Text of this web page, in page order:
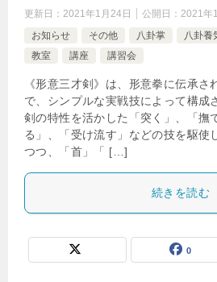
更新日： 2021年1月24日 公開日： 2021年
お知らせ
その他 八卦掌 八卦養
教室
講座 講習会
《形意三才剣》は、形意拳に伝承さ
で、シンプルな実戦技によって構成
剣の特性を活かした「突く」、「撫
る」、「受け流す」などの技を駆使
つつ、「首」「 […]
続きを読む
0